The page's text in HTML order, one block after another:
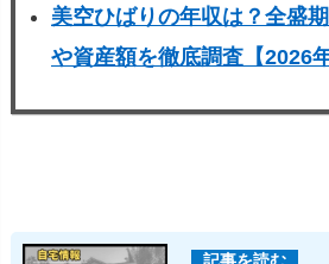
美空ひばりの年収は？全盛
や資産額を徹底調査【2026年